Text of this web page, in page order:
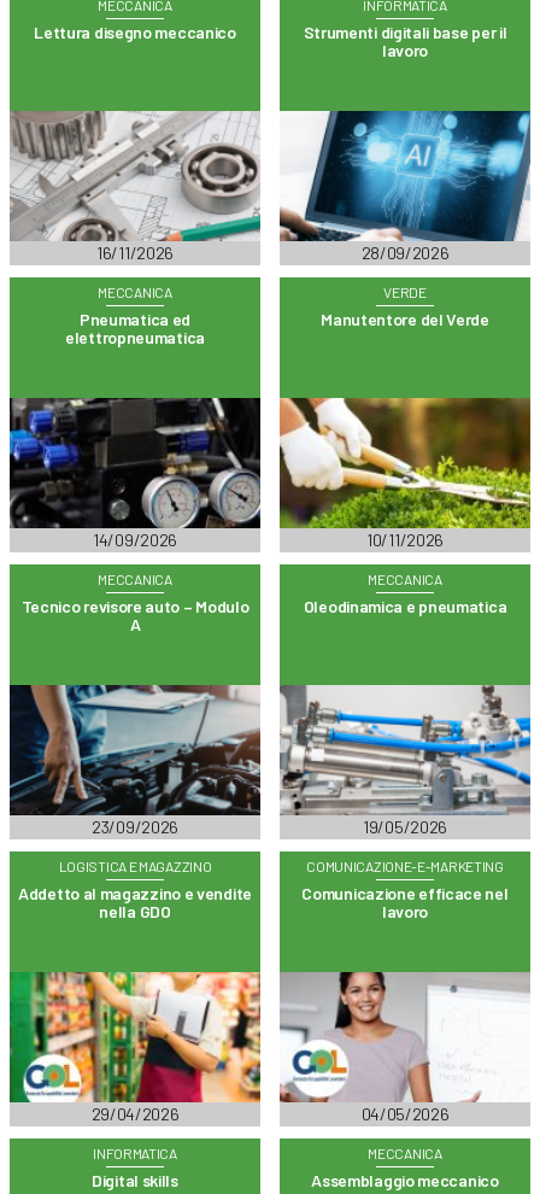
MECCANICA
Lettura disegno meccanico
16/11/2026
INFORMATICA
Strumenti digitali base per il
lavoro
28/09/2026
MECCANICA
Pneumatica ed
elettropneumatica
14/09/2026
VERDE
Manutentore del Verde
10/11/2026
MECCANICA
Tecnico revisore auto – Modulo
A
23/09/2026
MECCANICA
Oleodinamica e pneumatica
19/05/2026
LOGISTICA E MAGAZZINO
Addetto al magazzino e vendite
nella GDO
29/04/2026
COMUNICAZIONE-E-MARKETING
Comunicazione efficace nel
lavoro
04/05/2026
INFORMATICA
Digital skills
MECCANICA
Assemblaggio meccanico